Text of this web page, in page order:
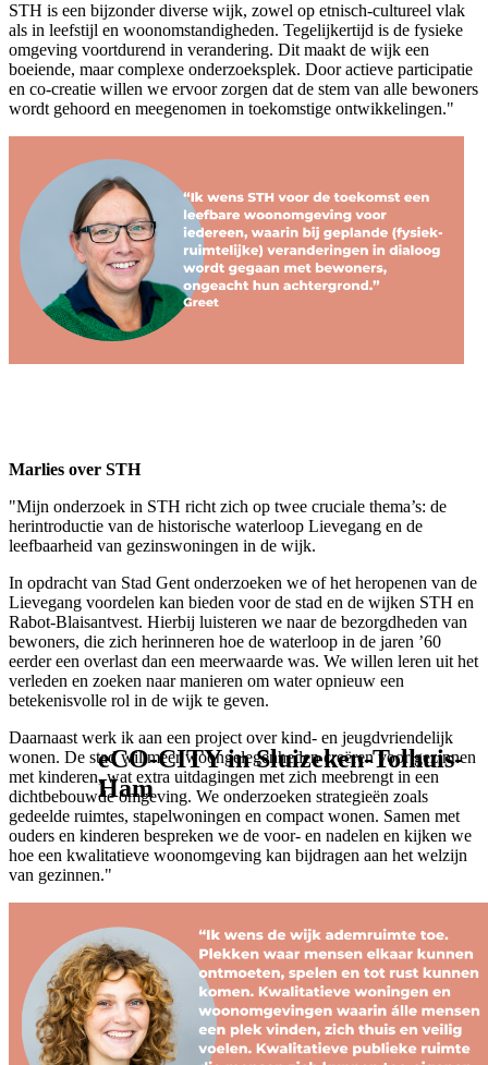
eCO-CITY in Sluizeken-Tolhuis-
Ham
STH is een bijzonder diverse wijk, zowel op etnisch-cultureel vlak
als in leefstijl en woonomstandigheden. Tegelijkertijd is de fysieke
omgeving voortdurend in verandering. Dit maakt de wijk een
boeiende, maar complexe onderzoeksplek. Door actieve participatie
en co-creatie willen we ervoor zorgen dat de stem van alle bewoners
wordt gehoord en meegenomen in toekomstige ontwikkelingen."
Marlies over STH
"Mijn onderzoek in STH richt zich op twee cruciale thema’s: de
herintroductie van de historische waterloop Lievegang en de
leefbaarheid van gezinswoningen in de wijk.
In opdracht van Stad Gent onderzoeken we of het heropenen van de
Lievegang voordelen kan bieden voor de stad en de wijken STH en
Rabot-Blaisantvest. Hierbij luisteren we naar de bezorgdheden van
bewoners, die zich herinneren hoe de waterloop in de jaren ’60
eerder een overlast dan een meerwaarde was. We willen leren uit het
verleden en zoeken naar manieren om water opnieuw een
betekenisvolle rol in de wijk te geven.
Daarnaast werk ik aan een project over kind- en jeugdvriendelijk
wonen. De stad wil meer woongelegenheden creëren voor gezinnen
met kinderen, wat extra uitdagingen met zich meebrengt in een
dichtbebouwde omgeving. We onderzoeken strategieën zoals
gedeelde ruimtes, stapelwoningen en compact wonen. Samen met
ouders en kinderen bespreken we de voor- en nadelen en kijken we
hoe een kwalitatieve woonomgeving kan bijdragen aan het welzijn
van gezinnen."